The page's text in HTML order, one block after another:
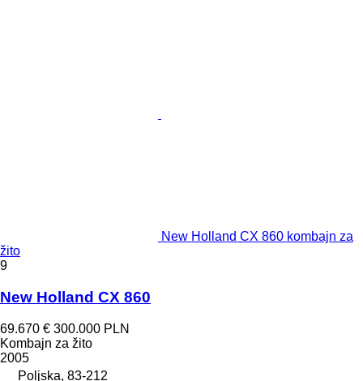
New Holland CX 860 kombajn za
žito
9
New Holland CX 860
69.670 € 300.000 PLN
Kombajn za žito
2005
Poljska, 83-212